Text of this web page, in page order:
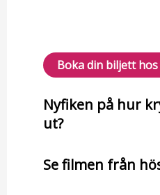
Boka din biljett
Nyfiken på hur
ut?
Se filmen från